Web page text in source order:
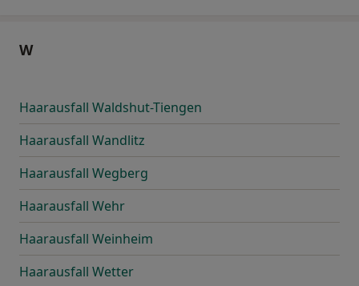
W
Haarausfall Waldshut-Tiengen
Haarausfall Wandlitz
Haarausfall Wegberg
Haarausfall Wehr
Haarausfall Weinheim
Haarausfall Wetter